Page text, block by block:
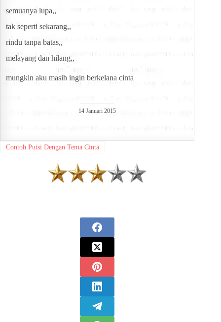
semuanya lupa,,
tak seperti sekarang,,
rindu tanpa batas,,
melayang dan hilang,,
mungkin aku masih ingin berkelana cinta
14 Januari 2015
Contoh Puisi Dengan Tema Cinta